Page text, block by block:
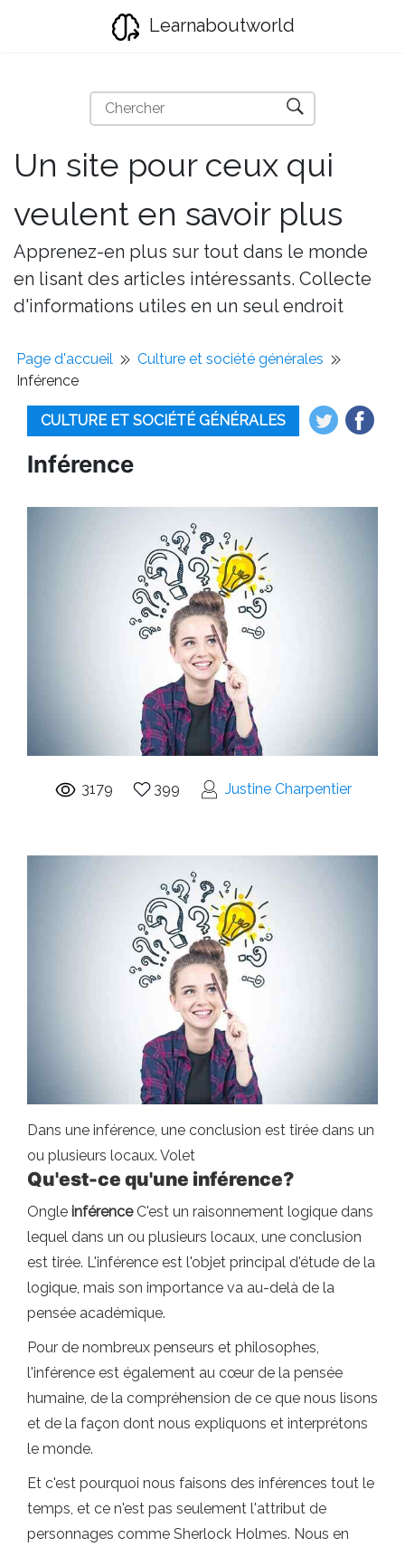
Learnaboutworld
Un site pour ceux qui
veulent en savoir plus
Apprenez-en plus sur tout dans le monde
en lisant des articles intéressants. Collecte
d'informations utiles en un seul endroit
Page d'accueil
Culture et société générales
Inférence
CULTURE ET SOCIÉTÉ GÉNÉRALES
Inférence
3179 399 Justine Charpentier
Dans une inférence, une conclusion est tirée dans un
ou plusieurs locaux. Volet
Qu'est-ce qu'une inférence?
Ongle inférenceC'est un raisonnement logique dans
lequel dans un ou plusieurs locaux, une conclusion
est tirée. L'inférence est l'objet principal d'étude de la
logique, mais son importance va au-delà de la
pensée académique.
Pour de nombreux penseurs et philosophes,
l'inférence est également au cœur de la pensée
humaine, de la compréhension de ce que nous lisons
et de la façon dont nous expliquons et interprétons
le monde.
Et c'est pourquoi nous faisons des inférences tout le
temps, et ce n'est pas seulement l'attribut de
personnages comme Sherlock Holmes. Nous en